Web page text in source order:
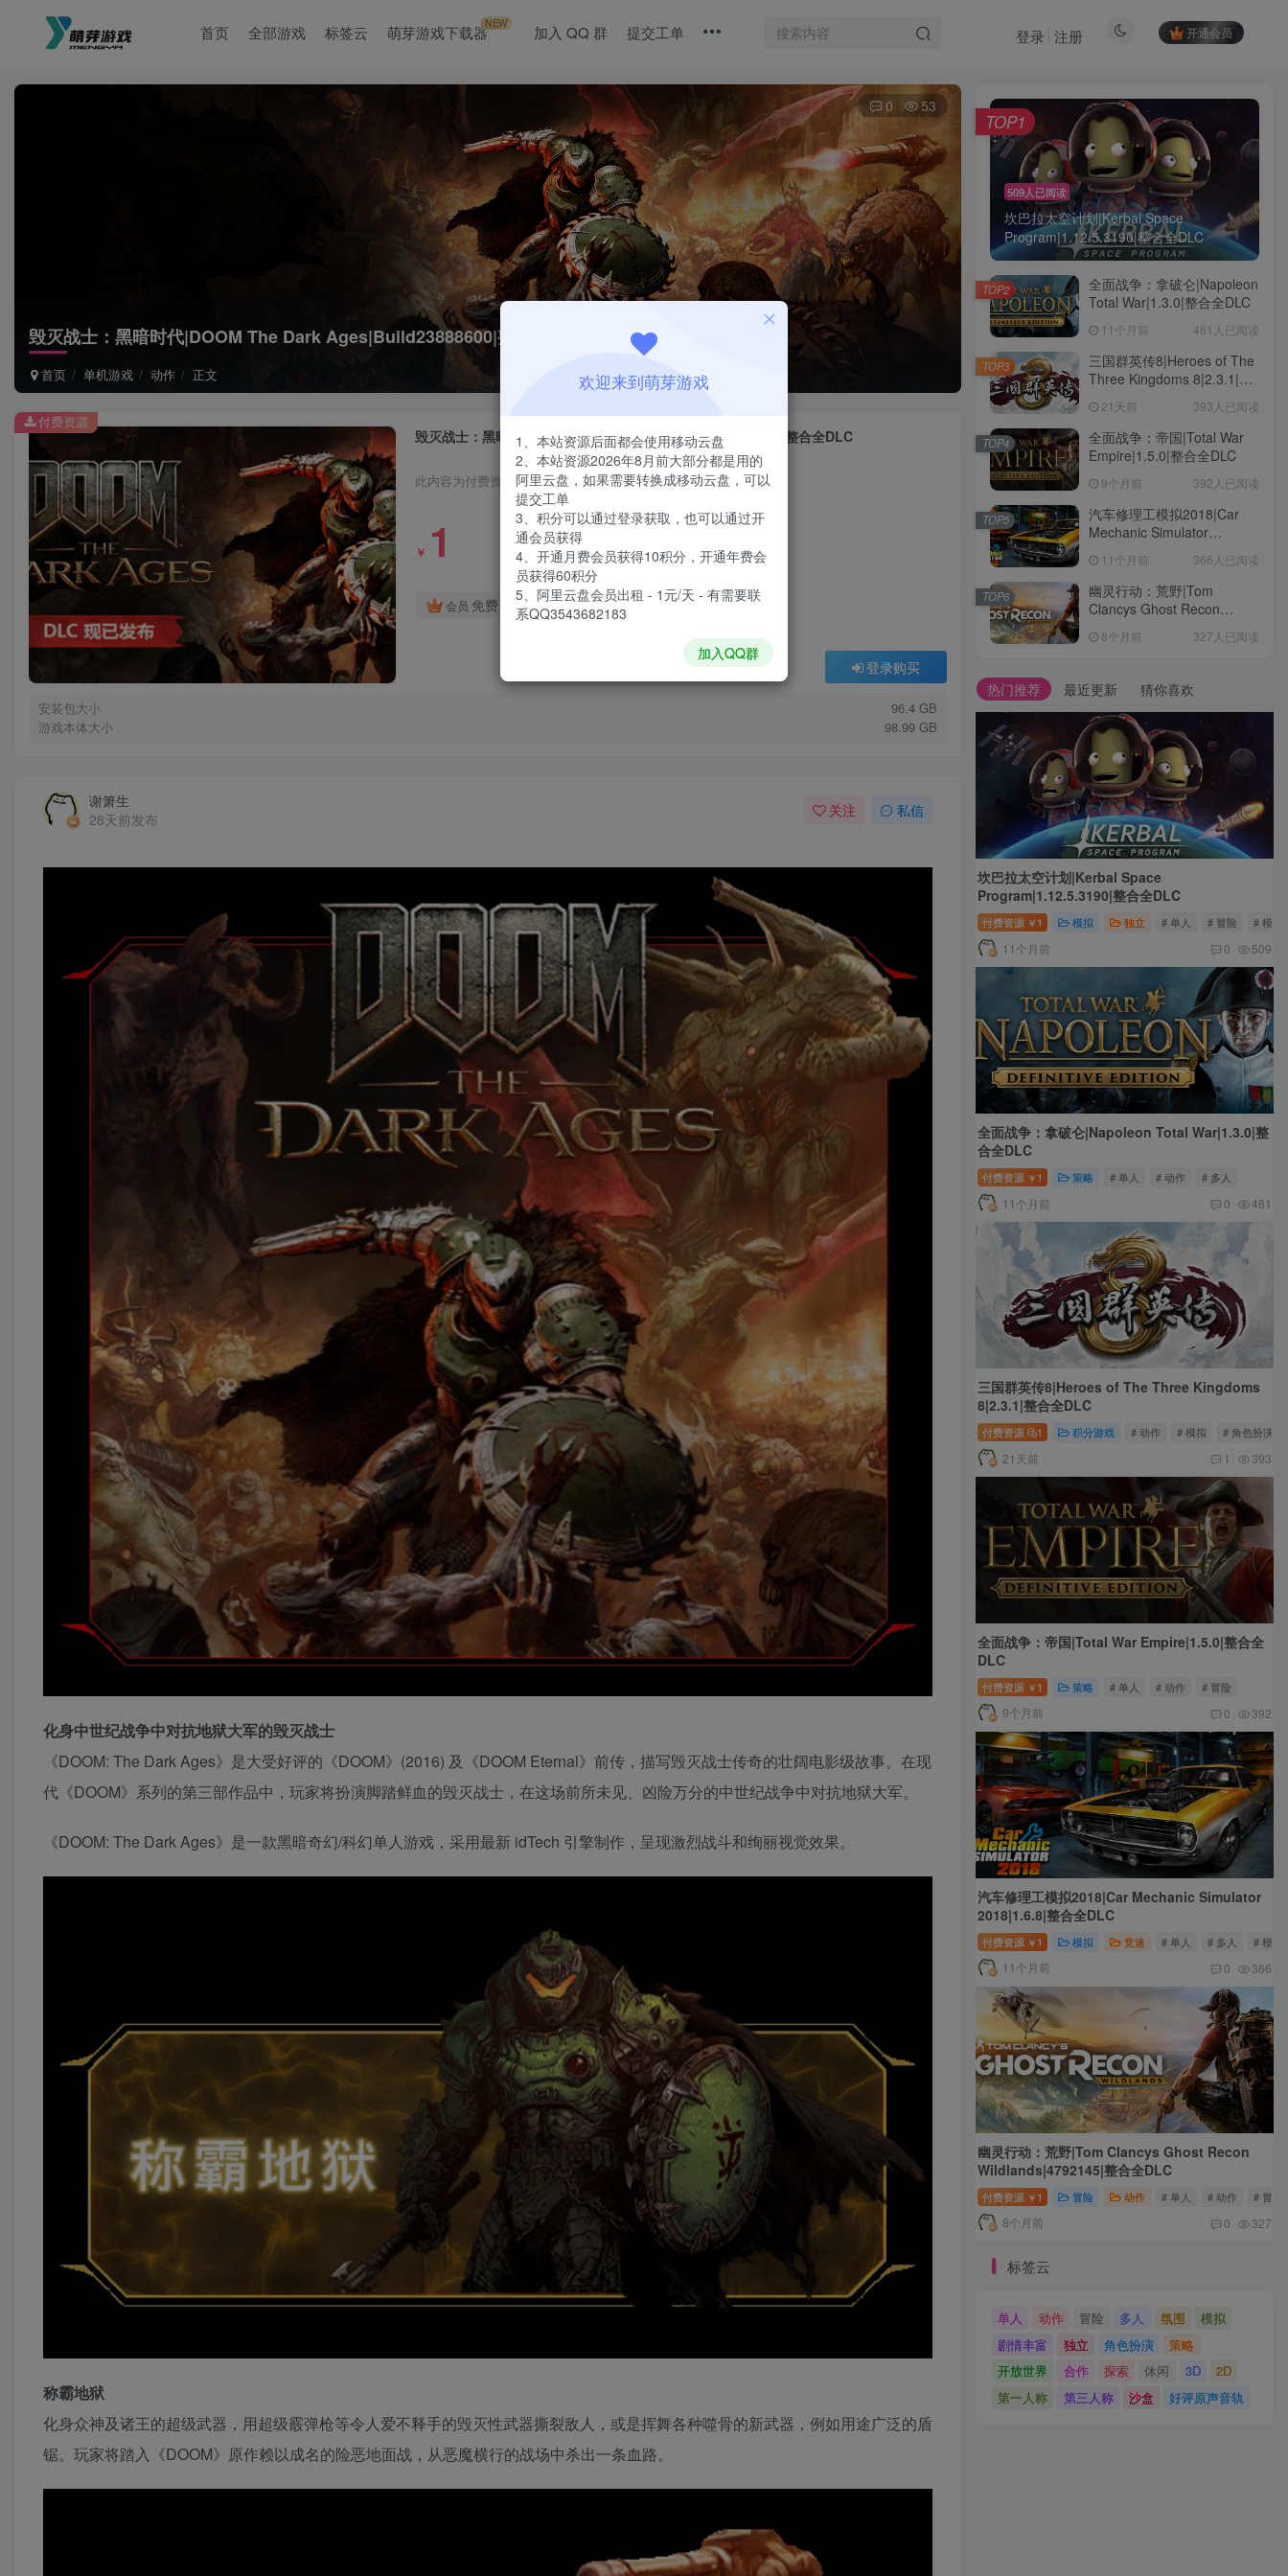
首页 全部游戏 标签云 萌芽游戏下载器NEW 加入 QQ 群 提交工单 开通会员
登录 注册
毁灭战士：黑暗时代|DOOM The Dark Ages|Build23888600|整合全DLC
首页 单机游戏 动作 正文
0 53
毁灭战士：黑暗时代|DOOM The Dark Ages|Build23888600|整合全DLC
此内容为付费资源，请付费后查看
￥ 1
会员 免费
登录购买
安装包大小
96.4 GB
游戏本体大小
98.99 GB
付费资源
谢箫生
28天前发布
关注 私信
化身中世纪战争中对抗地狱大军的毁灭战士
《DOOM: The Dark Ages》是大受好评的《DOOM》(2016) 及《DOOM Eternal》前传，描写毁灭战士传奇的壮阔电影级故事。在现
代《DOOM》系列的第三部作品中，玩家将扮演脚踏鲜血的毁灭战士，在这场前所未见、凶险万分的中世纪战争中对抗地狱大军。
《DOOM: The Dark Ages》是一款黑暗奇幻/科幻单人游戏，采用最新 idTech 引擎制作，呈现激烈战斗和绚丽视觉效果。
称霸地狱
化身众神及诸王的超级武器，用超级霰弹枪等令人爱不释手的毁灭性武器撕裂敌人，或是挥舞各种噬骨的新武器，例如用途广泛的盾
锯。玩家将踏入《DOOM》原作赖以成名的险恶地面战，从恶魔横行的战场中杀出一条血路。
509人已阅读
坎巴拉太空计划|Kerbal Space
Program|1.12.5.3190|整合全DLC
TOP1
全面战争：拿破仑|Napoleon
Total War|1.3.0|整合全DLC
11个月前 461人已阅读
TOP2
三国群英传8|Heroes of The
Three Kingdoms 8|2.3.1|整
21天前 393人已阅读
TOP3
全面战争：帝国|Total War
Empire|1.5.0|整合全DLC
9个月前 392人已阅读
TOP4
汽车修理工模拟2018|Car
Mechanic Simulator
11个月前 366人已阅读
TOP5
幽灵行动：荒野|Tom
Clancys Ghost Recon
DLC8个月前 327人已阅读
TOP6
热门推荐 最近更新 猜你喜欢
坎巴拉太空计划|Kerbal Space
Program|1.12.5.3190|整合全DLC
付费资源 ￥ 1 模拟 独立 # 单人 # 冒险 # 模拟
11个月前 0 509
全面战争：拿破仑|Napoleon Total War|1.3.0|整
合全DLC
付费资源 ￥ 1 策略 # 单人 # 动作 # 多人
11个月前 0 461
三国群英传8|Heroes of The Three Kingdoms
8|2.3.1|整合全DLC
付费资源 1 积分游戏 # 动作 # 模拟 # 角色扮演
21天前 1 393
全面战争：帝国|Total War Empire|1.5.0|整合全
DLC
付费资源 ￥ 1 策略 # 单人 # 动作 # 冒险
9个月前 0 392
汽车修理工模拟2018|Car Mechanic Simulator
2018|1.6.8|整合全DLC
付费资源 ￥ 1 模拟 竞速 # 单人 # 多人 # 模拟
11个月前 0 366
幽灵行动：荒野|Tom Clancys Ghost Recon
Wildlands|4792145|整合全DLC
付费资源 ￥ 1 冒险 动作 # 单人 # 动作 # 冒险
8个月前 0 327
标签云
单人 动作 冒险 多人 氛围
模拟
剧情丰富
独立 角色扮演
策略
开放世界
合作 探索 休闲 3D
2D
第一人称
第三人称 沙盒 好评原声音轨
欢迎来到萌芽游戏
1、本站资源后面都会使用移动云盘
2、本站资源2026年8月前大部分都是用的
阿里云盘，如果需要转换成移动云盘，可以
提交工单
3、积分可以通过登录获取，也可以通过开
通会员获得
4、开通月费会员获得10积分，开通年费会
员获得60积分
5、阿里云盘会员出租 - 1元/天 - 有需要联
系QQ3543682183
加入QQ群